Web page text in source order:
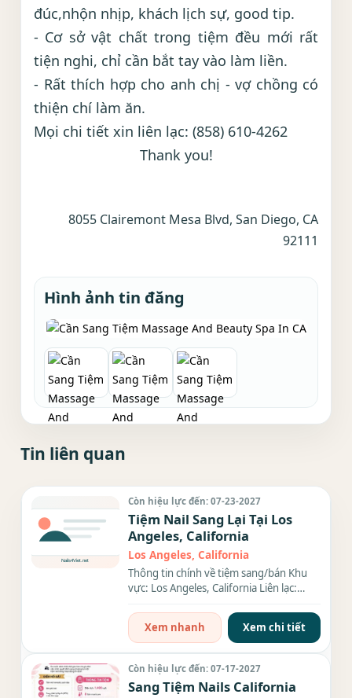
đúc,nhộn nhịp, khách lịch sự, good tip.
- Cơ sở vật chất trong tiệm đều mới rất
tiện nghi, chỉ cần bắt tay vào làm liền.
- Rất thích hợp cho anh chị - vợ chồng có
thiện chí làm ăn.
Mọi chi tiết xin liên lạc: (858) 610-4262
Thank you!
8055 Clairemont Mesa Blvd, San Diego, CA
92111
Hình ảnh tin đăng
Tin liên quan
Còn hiệu lực đến: 07-23-2027
Tiệm Nail Sang Lại Tại Los
Angeles, California
Los Angeles, California
Thông tin chính về tiệm sang/bán Khu
vực: Los Angeles, California Liên lạc:
Xem nhanh
Xem chi tiết
Còn hiệu lực đến: 07-17-2027
Sang Tiệm Nails California